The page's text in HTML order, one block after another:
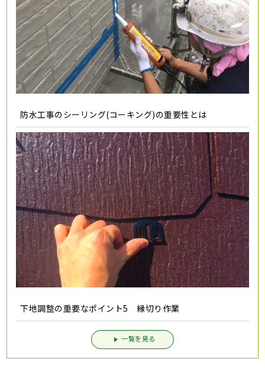
防水工事のシーリング(コーキング)の重要性とは
下地調整の重要なポイント5 縁切り作業
一覧を見る